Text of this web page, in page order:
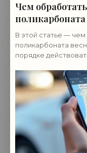
Чем
подготовка
В этой статье — чем
поликарбоната
порядке